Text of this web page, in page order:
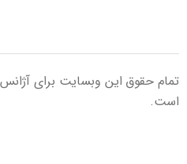
تمام حقوق این وبسایت برای
است.